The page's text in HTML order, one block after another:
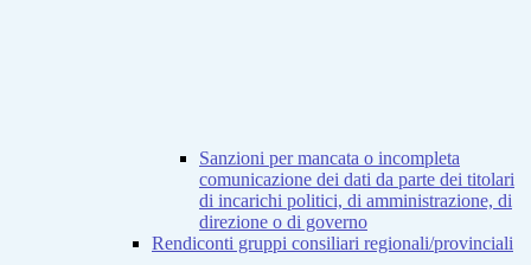
Sanzioni per mancata o incompleta
comunicazione dei dati da parte dei titolari
di incarichi politici, di amministrazione, di
direzione o di governo
Rendiconti gruppi consiliari regionali/provinciali